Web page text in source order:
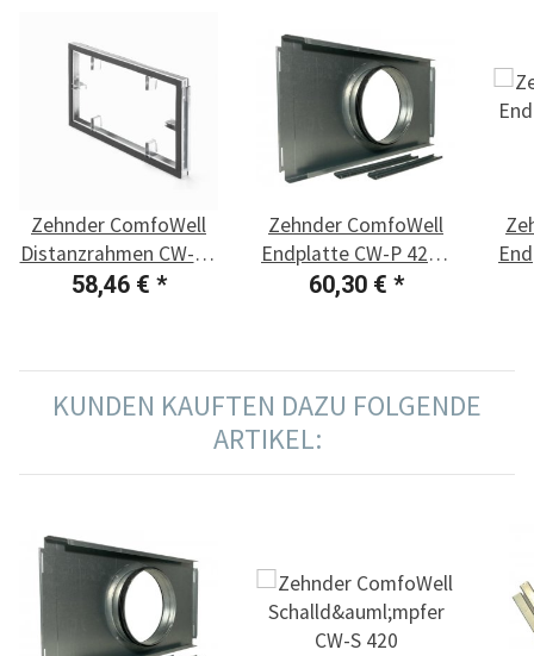
Zehnder ComfoWell
Distanzrahmen CW-DF
420
58,46 € *
Zehnder ComfoWell
Endplatte CW-P 420 -
DN 160
60,30 € *
KUNDEN KAUFTEN DAZU FOLGENDE
ARTIKEL: